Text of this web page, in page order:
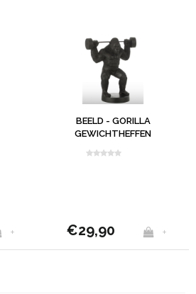
+
BEELD - GORILLA
GEWICHTHEFFEN
€29,90 +